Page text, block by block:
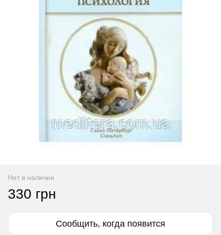
Нет в наличии
330 грн
Сообщить, когда появится